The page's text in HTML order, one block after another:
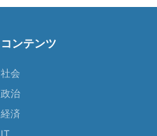
コンテンツ
社会
政治
経済
IT